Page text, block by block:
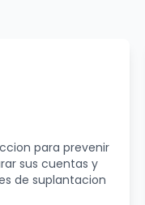
para prevenir
sus cuentas y
de suplantacion